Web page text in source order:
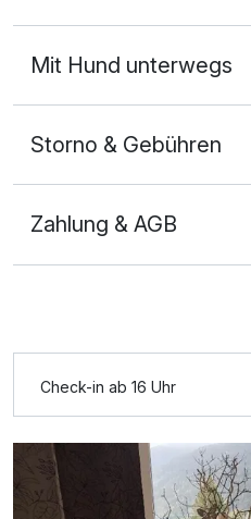
Für 6 Tage
Mit Hund unterwegs
Storno & Gebühren
Zahlung & AGB
Check-in ab 16 Uhr